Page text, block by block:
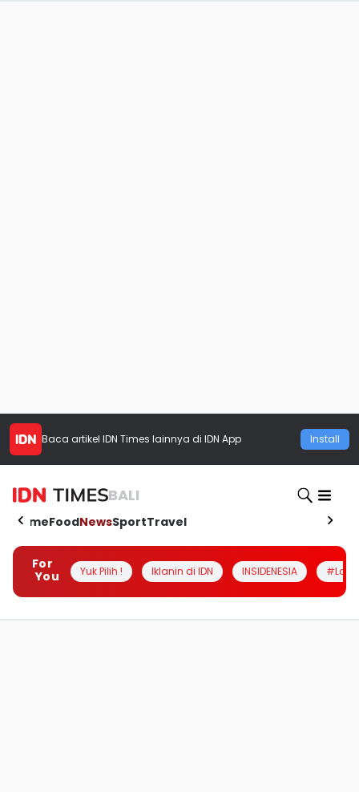
Baca artikel IDN Times lainnya di IDN App Install
BALI
HomeFoodNewsSportTravel
For
You
Yuk Pilih ! Iklanin di IDN INSIDENESIA